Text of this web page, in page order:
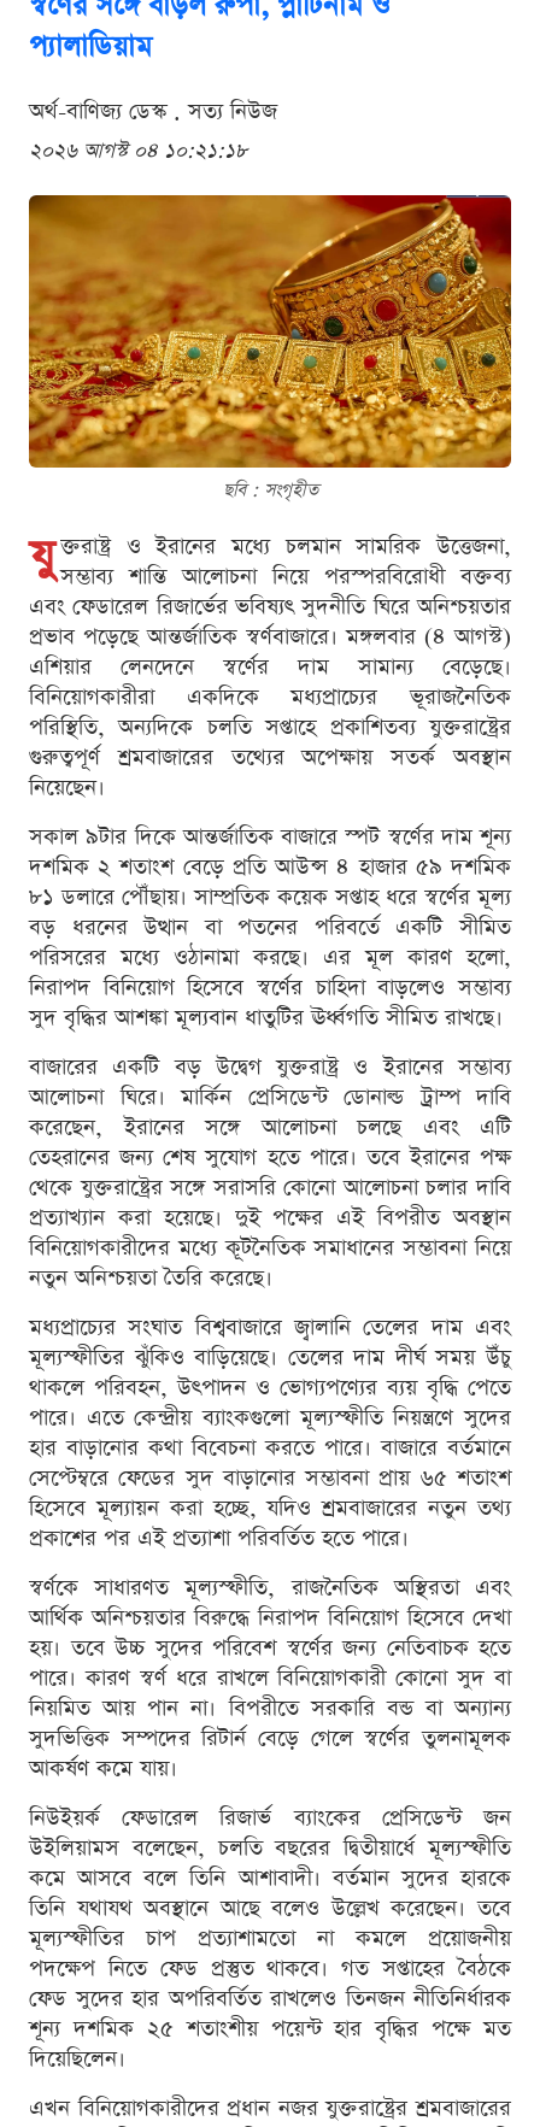
প্যালাডিয়াম
অর্থ-বাণিজ্য ডেস্ক . সত্য নিউজ
২০২৬ আগস্ট ০৪ ১০:২১:১৮
ছবি : সংগৃহীত
যু ক্তরাষ্ট্র ও ইরানের মধ্যে চলমান সামরিক উত্তেজনা,
সম্ভাব্য শান্তি আলোচনা নিয়ে পরস্পরবিরোধী বক্তব্য
এবং ফেডারেল রিজার্ভের ভবিষ্যৎ সুদনীতি ঘিরে অনিশ্চয়তার
প্রভাব পড়েছে আন্তর্জাতিক স্বর্ণবাজারে। মঙ্গলবার (৪ আগস্ট)
এশিয়ার লেনদেনে স্বর্ণের দাম সামান্য বেড়েছে।
বিনিয়োগকারীরা একদিকে মধ্যপ্রাচ্যের ভূরাজনৈতিক
পরিস্থিতি, অন্যদিকে চলতি সপ্তাহে প্রকাশিতব্য যুক্তরাষ্ট্রের
গুরুত্বপূর্ণ শ্রমবাজারের তথ্যের অপেক্ষায় সতর্ক অবস্থান
নিয়েছেন।
সকাল ৯টার দিকে আন্তর্জাতিক বাজারে স্পট স্বর্ণের দাম শূন্য
দশমিক ২ শতাংশ বেড়ে প্রতি আউন্স ৪ হাজার ৫৯ দশমিক
৮১ ডলারে পৌঁছায়। সাম্প্রতিক কয়েক সপ্তাহ ধরে স্বর্ণের মূল্য
বড় ধরনের উত্থান বা পতনের পরিবর্তে একটি সীমিত
পরিসরের মধ্যে ওঠানামা করছে। এর মূল কারণ হলো,
নিরাপদ বিনিয়োগ হিসেবে স্বর্ণের চাহিদা বাড়লেও সম্ভাব্য
সুদ বৃদ্ধির আশঙ্কা মূল্যবান ধাতুটির ঊর্ধ্বগতি সীমিত রাখছে।
বাজারের একটি বড় উদ্বেগ যুক্তরাষ্ট্র ও ইরানের সম্ভাব্য
আলোচনা ঘিরে। মার্কিন প্রেসিডেন্ট ডোনাল্ড ট্রাম্প দাবি
করেছেন, ইরানের সঙ্গে আলোচনা চলছে এবং এটি
তেহরানের জন্য শেষ সুযোগ হতে পারে। তবে ইরানের পক্ষ
থেকে যুক্তরাষ্ট্রের সঙ্গে সরাসরি কোনো আলোচনা চলার দাবি
প্রত্যাখ্যান করা হয়েছে। দুই পক্ষের এই বিপরীত অবস্থান
বিনিয়োগকারীদের মধ্যে কূটনৈতিক সমাধানের সম্ভাবনা নিয়ে
নতুন অনিশ্চয়তা তৈরি করেছে।
মধ্যপ্রাচ্যের সংঘাত বিশ্ববাজারে জ্বালানি তেলের দাম এবং
মূল্যস্ফীতির ঝুঁকিও বাড়িয়েছে। তেলের দাম দীর্ঘ সময় উঁচু
থাকলে পরিবহন, উৎপাদন ও ভোগ্যপণ্যের ব্যয় বৃদ্ধি পেতে
পারে। এতে কেন্দ্রীয় ব্যাংকগুলো মূল্যস্ফীতি নিয়ন্ত্রণে সুদের
হার বাড়ানোর কথা বিবেচনা করতে পারে। বাজারে বর্তমানে
সেপ্টেম্বরে ফেডের সুদ বাড়ানোর সম্ভাবনা প্রায় ৬৫ শতাংশ
হিসেবে মূল্যায়ন করা হচ্ছে, যদিও শ্রমবাজারের নতুন তথ্য
প্রকাশের পর এই প্রত্যাশা পরিবর্তিত হতে পারে।
স্বর্ণকে সাধারণত মূল্যস্ফীতি, রাজনৈতিক অস্থিরতা এবং
আর্থিক অনিশ্চয়তার বিরুদ্ধে নিরাপদ বিনিয়োগ হিসেবে দেখা
হয়। তবে উচ্চ সুদের পরিবেশ স্বর্ণের জন্য নেতিবাচক হতে
পারে। কারণ স্বর্ণ ধরে রাখলে বিনিয়োগকারী কোনো সুদ বা
নিয়মিত আয় পান না। বিপরীতে সরকারি বন্ড বা অন্যান্য
সুদভিত্তিক সম্পদের রিটার্ন বেড়ে গেলে স্বর্ণের তুলনামূলক
আকর্ষণ কমে যায়।
নিউইয়র্ক ফেডারেল রিজার্ভ ব্যাংকের প্রেসিডেন্ট জন
উইলিয়ামস বলেছেন, চলতি বছরের দ্বিতীয়ার্ধে মূল্যস্ফীতি
কমে আসবে বলে তিনি আশাবাদী। বর্তমান সুদের হারকে
তিনি যথাযথ অবস্থানে আছে বলেও উল্লেখ করেছেন। তবে
মূল্যস্ফীতির চাপ প্রত্যাশামতো না কমলে প্রয়োজনীয়
পদক্ষেপ নিতে ফেড প্রস্তুত থাকবে। গত সপ্তাহের বৈঠকে
ফেড সুদের হার অপরিবর্তিত রাখলেও তিনজন নীতিনির্ধারক
শূন্য দশমিক ২৫ শতাংশীয় পয়েন্ট হার বৃদ্ধির পক্ষে মত
দিয়েছিলেন।
এখন বিনিয়োগকারীদের প্রধান নজর যুক্তরাষ্ট্রের শ্রমবাজারের